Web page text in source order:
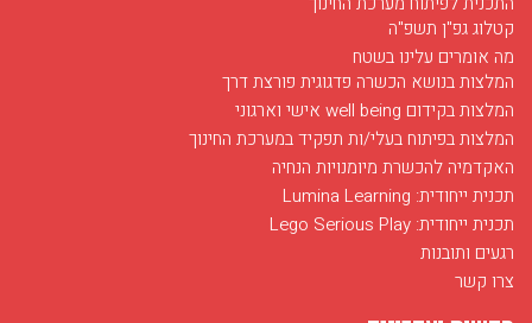
קטלוג גפ"ן תשפ"ה
מה אומרים עלינו בשטח
המלצות בנושא הכשרה פדגוגית פורצת דרך
המלצות בקידום well being אישי וארגוני
המלצות בפיתוח בעלי/ות תפקיד במערכת החינוך
האקדמיה להכשרת מיומנויות הנחיה
תכנית ייחודית: Lumina Learning
תכנית ייחודית: Lego Serious Play
רגעים ותובנות
צרו קשר
חודש מאי בסימן רפואה
03/12/2017
חודש מאי בפלג מוקדש לפרויקט הנחיה של מועמדים ללימודי רפואה...
לפרטים